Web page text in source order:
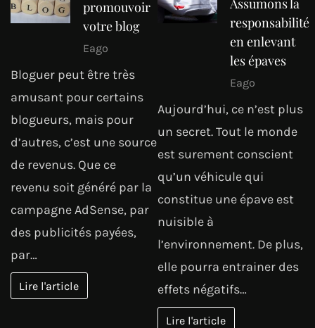
promouvoir
votre blog
Eago
Bloguer peut être très
amusant pour certains
blogueurs, mais pour
d’autres, c’est une source
de revenus. Que ce
revenu soit généré par la
campagne AdSense, par
des publicités payées,
par…
Lire l'article
Assumons la
responsabilité
en enlevant
les épaves
Eago
Aujourd’hui, ce n’est plus
un secret. Tout le monde
est surement conscient
qu’un véhicule qui
constitue une épave est
nuisible à
l’environnement. De plus,
elle pourra entrainer des
effets négatifs…
Lire l'article